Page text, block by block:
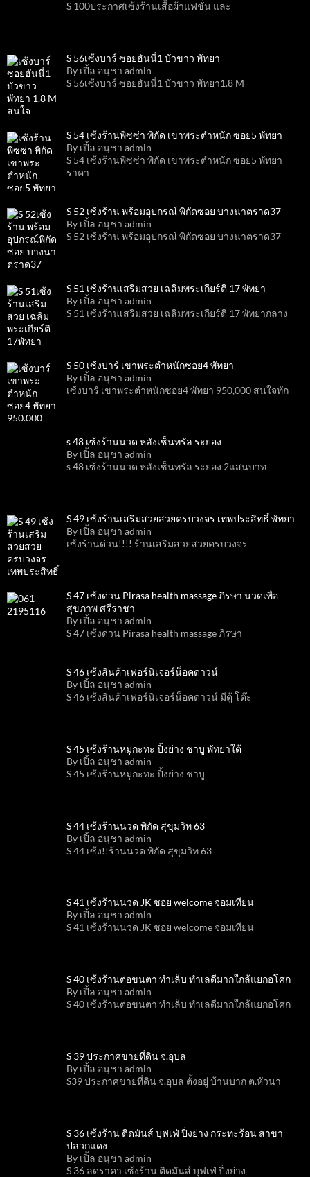
S 100ประกาศเซ้งร้านเสื้อผ้าแฟชั่น และ
S 56เซ้งบาร์ ซอยฮันนี่1 บัวขาว พัทยา
By เปิ้ล อนุชา admin
S 56เซ้งบาร์ ซอยฮันนี่1 บัวขาว พัทยา1.8 M
S 54 เซ้งร้านพิซซ่า พิกัด เขาพระตำหนัก ซอย5 พัทยา
By เปิ้ล อนุชา admin
S 54 เซ้งร้านพิซซ่า พิกัด เขาพระตำหนัก ซอย5 พัทยา
ราคา
S 52 เซ้งร้าน พร้อมอุปกรณ์ พิกัดซอย บางนาตราด37
By เปิ้ล อนุชา admin
S 52 เซ้งร้าน พร้อมอุปกรณ์ พิกัดซอย บางนาตราด37
S 51 เซ้งร้านเสริมสวย เฉลิมพระเกียร์ติ 17 พัทยา
By เปิ้ล อนุชา admin
S 51 เซ้งร้านเสริมสวย เฉลิมพระเกียร์ติ 17 พัทยากลาง
S 50 เซ้งบาร์ เขาพระตำหนักซอย4 พัทยา
By เปิ้ล อนุชา admin
เซ้งบาร์ เขาพระตำหนักซอย4 พัทยา 950,000 สนใจทัก
s 48 เซ้งร้านนวด หลังเซ็นทรัล ระยอง
By เปิ้ล อนุชา admin
s 48 เซ้งร้านนวด หลังเซ็นทรัล ระยอง 2แสนบาท
S 49 เซ้งร้านเสริมสวยสวยครบวงจร เทพประสิทธิ์ พัทยา
By เปิ้ล อนุชา admin
เซ้งร้านด่วน!!!! ร้านเสริมสวยสวยครบวงจร
S 47 เซ้งด่วน Pirasa health massage ภิรษา นวดเพื่อ
สุขภาพ ศรีราชา
By เปิ้ล อนุชา admin
S 47 เซ้งด่วน Pirasa health massage ภิรษา
S 46 เซ้งสินค้าเฟอร์นิเจอร์น็อคดาวน์
By เปิ้ล อนุชา admin
S 46 เซ้งสินค้าเฟอร์นิเจอร์น็อคดาวน์ มีตู้ โต๊ะ
S 45 เซ้งร้านหมูกะทะ ปิ้งย่าง ชาบู พัทยาใต้
By เปิ้ล อนุชา admin
S 45 เซ้งร้านหมูกะทะ ปิ้งย่าง ชาบู
S 44 เซ้งร้านนวด พิกัด สุขุมวิท 63
By เปิ้ล อนุชา admin
S 44 เซ้ง!!ร้านนวด พิกัด สุขุมวิท 63
S 41 เซ้งร้านนวด JK ซอย welcome จอมเทียน
By เปิ้ล อนุชา admin
S 41 เซ้งร้านนวด JK ซอย welcome จอมเทียน
S 40 เซ้งร้านต่อขนตา ทำเล็บ ทำเลดีมากใกล้แยกอโศก
By เปิ้ล อนุชา admin
S 40 เซ้งร้านต่อขนตา ทำเล็บ ทำเลดีมากใกล้แยกอโศก
S 39 ประกาศขายที่ดิน จ.อุบล
By เปิ้ล อนุชา admin
S39 ประกาศขายที่ดิน จ.อุบล ตั้งอยู่ บ้านบาก ต.หัวนา
S 36 เซ้งร้าน ติดมันส์ บุฟเฟ่ ปิ่งย่าง กระทะร้อน สาขา
ปลวกแดง
By เปิ้ล อนุชา admin
S 36 ลดราคา เซ้งร้าน ติดมันส์ บุฟเฟ่ ปิ่งย่าง